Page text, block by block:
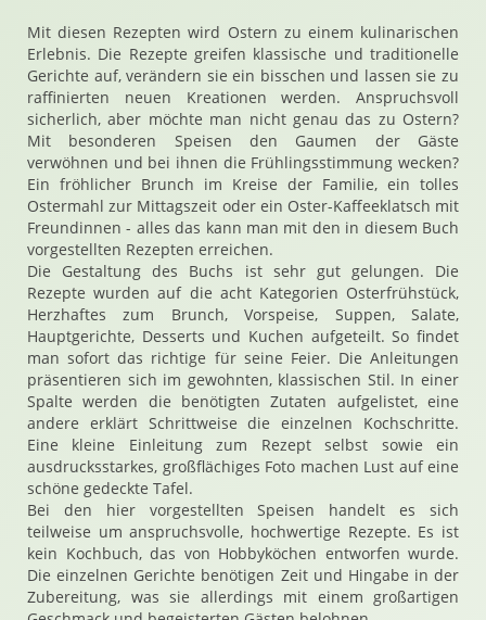
Mit diesen Rezepten wird Ostern zu einem kulinarischen
Erlebnis. Die Rezepte greifen klassische und traditionelle
Gerichte auf, verändern sie ein bisschen und lassen sie zu
raffinierten neuen Kreationen werden. Anspruchsvoll
sicherlich, aber möchte man nicht genau das zu Ostern?
Mit besonderen Speisen den Gaumen der Gäste
verwöhnen und bei ihnen die Frühlingsstimmung wecken?
Ein fröhlicher Brunch im Kreise der Familie, ein tolles
Ostermahl zur Mittagszeit oder ein Oster-Kaffeeklatsch mit
Freundinnen - alles das kann man mit den in diesem Buch
vorgestellten Rezepten erreichen.
Die Gestaltung des Buchs ist sehr gut gelungen. Die
Rezepte wurden auf die acht Kategorien Osterfrühstück,
Herzhaftes zum Brunch, Vorspeise, Suppen, Salate,
Hauptgerichte, Desserts und Kuchen aufgeteilt. So findet
man sofort das richtige für seine Feier. Die Anleitungen
präsentieren sich im gewohnten, klassischen Stil. In einer
Spalte werden die benötigten Zutaten aufgelistet, eine
andere erklärt Schrittweise die einzelnen Kochschritte.
Eine kleine Einleitung zum Rezept selbst sowie ein
ausdrucksstarkes, großflächiges Foto machen Lust auf eine
schöne gedeckte Tafel.
Bei den hier vorgestellten Speisen handelt es sich
teilweise um anspruchsvolle, hochwertige Rezepte. Es ist
kein Kochbuch, das von Hobbyköchen entworfen wurde.
Die einzelnen Gerichte benötigen Zeit und Hingabe in der
Zubereitung, was sie allerdings mit einem großartigen